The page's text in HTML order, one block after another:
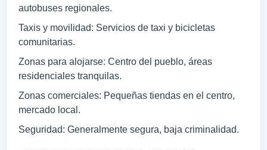
autobuses regionales.
Taxis y movilidad: Servicios de taxi y bicicletas
comunitarias.
Zonas para alojarse: Centro del pueblo, áreas
residenciales tranquilas.
Zonas comerciales: Pequeñas tiendas en el centro,
mercado local.
Seguridad: Generalmente segura, baja criminalidad.